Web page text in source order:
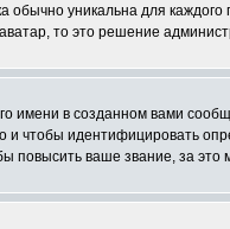
уникальна для
то это решение
в созданном вами
и чтобы идентифицировать
ваше звание, за